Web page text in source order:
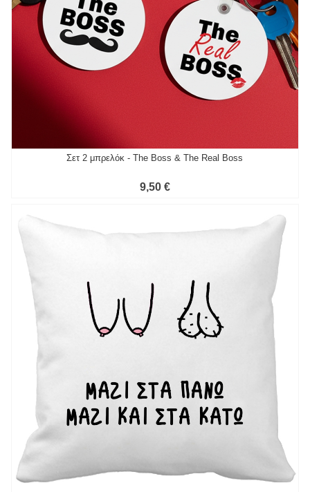
Σετ 2 μπρελόκ - The Boss & The Real Boss
9,50 €